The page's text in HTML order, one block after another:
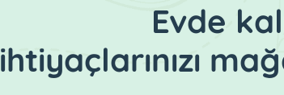
Evde
ihtiyaçlarınızı